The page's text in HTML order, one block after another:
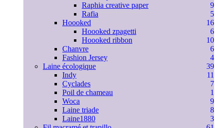
Raphia creative paper
9
Rafia
5
Hoooked
16
Hoooked zpagetti
6
Hoooked ribbon
10
Chanvre
6
Fashion Jersey
4
Laine écologique
39
Indy
11
Cyclades
7
Poil de chameau
1
Woca
9
Laine triade
8
Laine1880
3